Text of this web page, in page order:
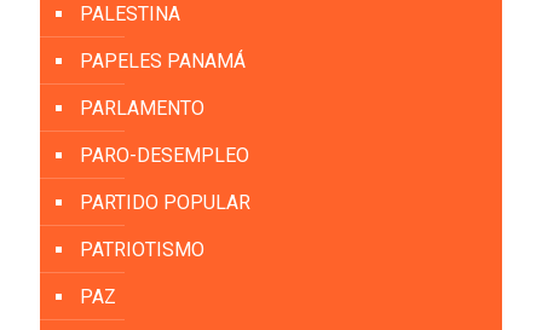
PALESTINA
PAPELES PANAMÁ
PARLAMENTO
PARO-DESEMPLEO
PARTIDO POPULAR
PATRIOTISMO
PAZ